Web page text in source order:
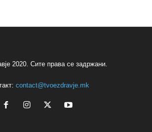
2020. Сите права се задржани.
contact@tvoezdravje.mk